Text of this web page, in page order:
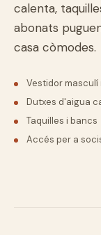
calenta,
abonats
casa còmodes.
Vestidor masculí
Dutxes d'aigua
Taquilles i bancs
Accés per a